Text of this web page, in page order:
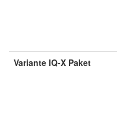
Variante IQ-X Paket